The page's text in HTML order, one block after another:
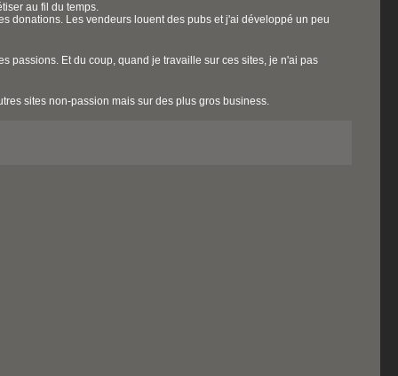
au fil du temps.
donations. Les vendeurs louent des pubs et j'ai développé un peu
passions. Et du coup, quand je travaille sur ces sites, je n'ai pas
sites non-passion mais sur des plus gros business.